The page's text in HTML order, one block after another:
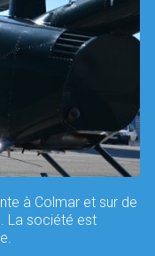
à Colmar et sur de
La société est